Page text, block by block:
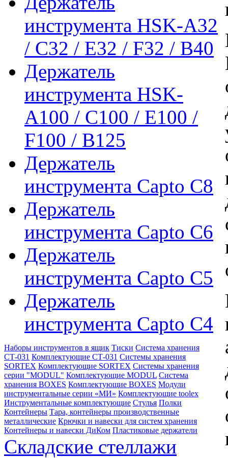
инструмента HSK-A32
/ C32 / E32 / F32 / B40
Держатель
инструмента HSK-
A100 / C100 / E100 /
F100 / B125
Держатель
инструмента Capto C8
Держатель
инструмента Capto C6
Держатель
инструмента Capto C5
Держатель
инструмента Capto C4
Наборы инструментов в ящик Тиски Система хранения
СТ-031 Комплектующие СТ-031 Системы хранения
SORTEX Комплектующие SORTEX Системы хранения
серии "MODUL" Комплектующие MODUL Система
хранения BOXES Комплектующие BOXES Модули
инструментальные серии «МИ» Комплектующие toolex
Инструментальные комплектующие Стулья Полки
Контейнеры Тара, контейнеры производственные
металлические Крючки и навески для систем хранения
Контейнеры и навески ДиКом Пластиковые держатели
Складские стеллажи